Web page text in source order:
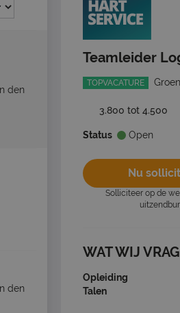
den
den
Teamleider
TOPVACATURE
3.800 tot 4.500
Status Open
Nu
Solliciteer op de
WAT WIJ
Opleiding
Talen